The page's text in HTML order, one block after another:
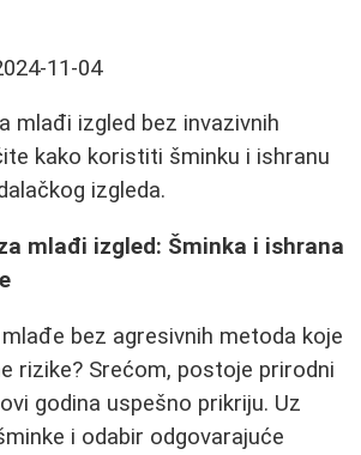
11-04
mlađi izgled bez invazivnih
kako koristiti šminku i ishranu
izgleda.
mlađi izgled: Šminka i ishrana
bez agresivnih metoda koje
rizike? Srećom, postoje prirodni
godina uspešno prikriju. Uz
i odabir odgovarajuće